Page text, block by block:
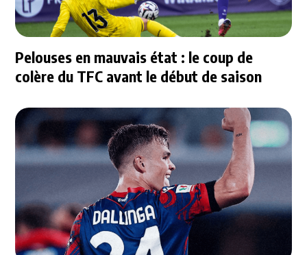
Pelouses en mauvais état : le coup de
colère du TFC avant le début de saison